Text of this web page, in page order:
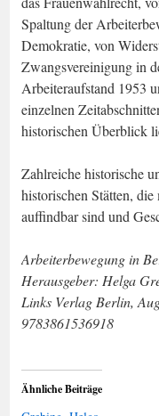
Spaltung der
Demokratie, von
Zwangsvereinigung in
Arbeiteraufstand 1953
einzelnen
historischen Überblick
Zahlreiche historische
historischen Stätten,
auffindbar sind und
Arbeiterbewegung in
Herausgeber: Helga
Links Verlag Berlin,
9783861536918
Ähnliche Beiträge